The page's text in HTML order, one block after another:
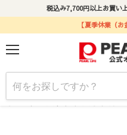
税込み7,700円以上お買い
【夏季休業（お
ー
ホーム ステンレスボトル